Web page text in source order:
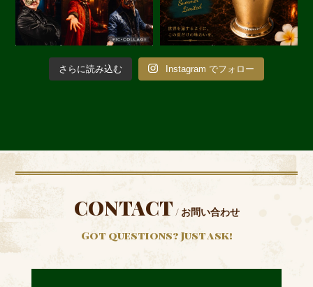
さらに読み込む Instagram でフォロー
CONTACT / お問い合わせ
Got questions? Just ask!